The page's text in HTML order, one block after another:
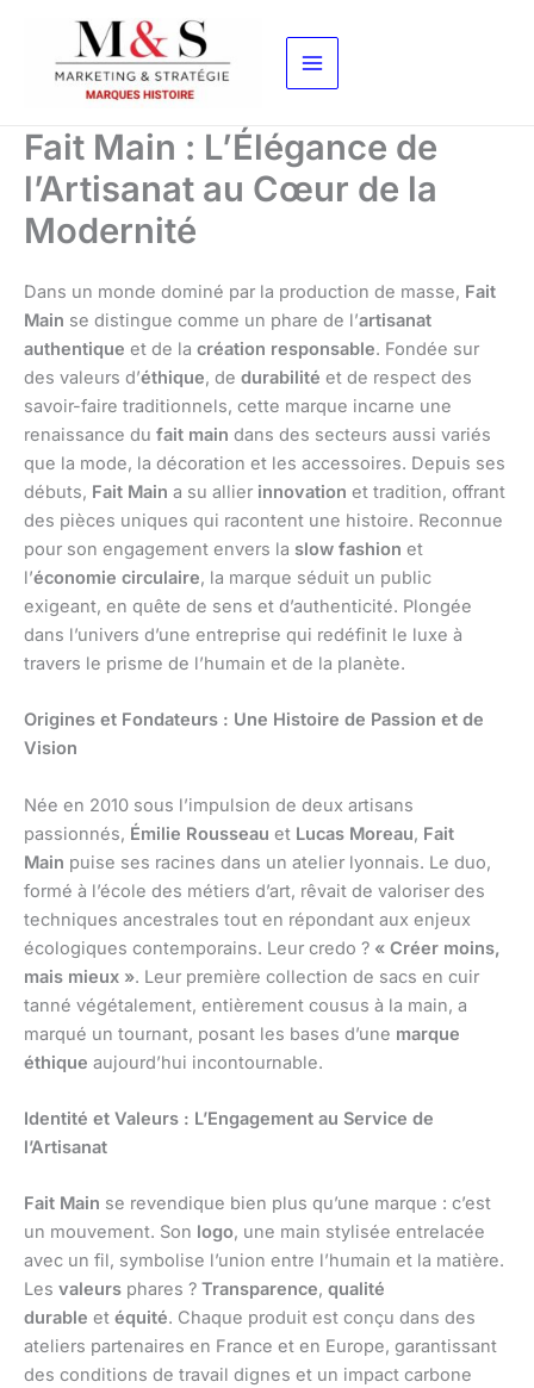
contenu
Fait Main : L’Élégance de
l’Artisanat au Cœur de la
Modernité
Dans un monde dominé par la production de masse, Fait
Main se distingue comme un phare de l’artisanat
authentique et de la création responsable. Fondée sur
des valeurs d’éthique, de durabilité et de respect des
savoir-faire traditionnels, cette marque incarne une
renaissance du fait main dans des secteurs aussi variés
que la mode, la décoration et les accessoires. Depuis ses
débuts, Fait Main a su allier innovation et tradition, offrant
des pièces uniques qui racontent une histoire. Reconnue
pour son engagement envers la slow fashion et
l’économie circulaire, la marque séduit un public
exigeant, en quête de sens et d’authenticité. Plongée
dans l’univers d’une entreprise qui redéfinit le luxe à
travers le prisme de l’humain et de la planète.
Origines et Fondateurs : Une Histoire de Passion et de
Vision
Née en 2010 sous l’impulsion de deux artisans
passionnés, Émilie Rousseau et Lucas Moreau, Fait
Main puise ses racines dans un atelier lyonnais. Le duo,
formé à l’école des métiers d’art, rêvait de valoriser des
techniques ancestrales tout en répondant aux enjeux
écologiques contemporains. Leur credo ? « Créer moins,
mais mieux ». Leur première collection de sacs en cuir
tanné végétalement, entièrement cousus à la main, a
marqué un tournant, posant les bases d’une marque
éthique aujourd’hui incontournable.
Identité et Valeurs : L’Engagement au Service de
l’Artisanat
Fait Main se revendique bien plus qu’une marque : c’est
un mouvement. Son logo, une main stylisée entrelacée
avec un fil, symbolise l’union entre l’humain et la matière.
Les valeurs phares ? Transparence, qualité
durable et équité. Chaque produit est conçu dans des
ateliers partenaires en France et en Europe, garantissant
des conditions de travail dignes et un impact carbone